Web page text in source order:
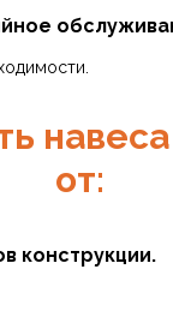
от:
конструкции.